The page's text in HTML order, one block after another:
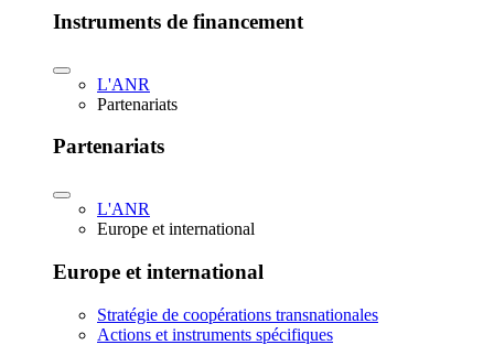
Instruments de financement
L'ANR
Partenariats
Partenariats
L'ANR
Europe et international
Europe et international
Stratégie de coopérations transnationales
Actions et instruments spécifiques